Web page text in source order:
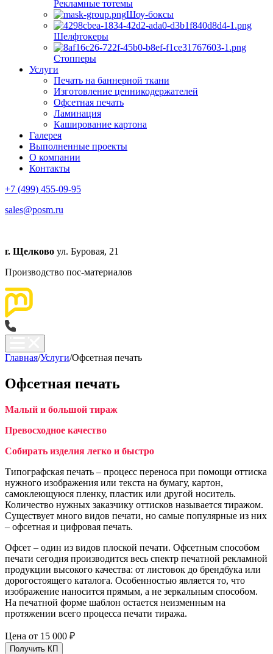
Рекламные тотемы
Шоу-боксы
Шелфтокеры
Стопперы
Услуги
Печать на баннерной ткани
Изготовление ценникодержателей
Офсетная печать
Ламинация
Каширование картона
Галерея
Выполненные проекты
О компании
Контакты
+7 (499) 455-09-95
sales@posm.ru
г. Щелково ул. Буровая, 21
Производство пос-материалов
Главная/Услуги/Офсетная печать
Офсетная печать
Малый и большой тираж
Превосходное качество
Собирать изделия легко и быстро
Типографская печать – процесс переноса при помощи оттиска
нужного изображения или текста на бумагу, картон,
самоклеющуюся пленку, пластик или другой носитель.
Количество нужных заказчику оттисков называется тиражом.
Существует много видов печати, но самые популярные из них
– офсетная и цифровая печать.
Офсет – один из видов плоской печати. Офсетным способом
печати сегодня производится весь спектр печатной рекламной
продукции высокого качества: от листовок до брендбука или
дорогостоящего каталога. Особенностью является то, что
изображение наносится прямым, а не зеркальным способом.
На печатной форме шаблон остается неизменным на
протяжении всего процесса печати тиража.
Цена от 15 000 ₽
Получить КП